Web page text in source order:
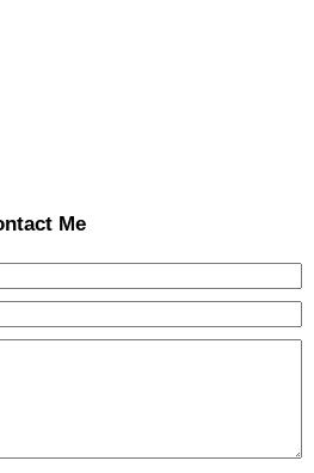
Me